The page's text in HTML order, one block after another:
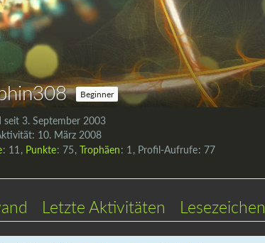
Beginner
seit 3. September 2003
10. März 2008
11 Punkte 75 Trophäen 1 Profil-Aufrufe 77
Letzte Aktivitäten Lesezeichen